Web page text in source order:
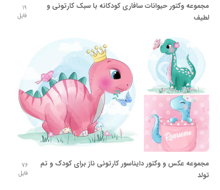
مجموعه وکتور حیوانات سافاری کودکانه با سبک کارتونی و
لطیف
19
فایل
مجموعه عکس و وکتور دایناسور کارتونی ناز برای کودک و تم
تولد
76
فایل